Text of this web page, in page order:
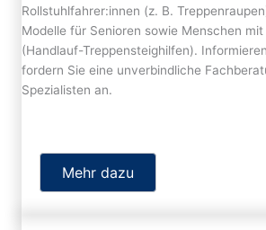
Rollstuhlfahrer:innen (z. B.
Modelle für Senioren sowie Menschen
(Handlauf-Treppensteighilfen).
fordern Sie eine unverbindliche
Spezialisten an.
Mehr dazu